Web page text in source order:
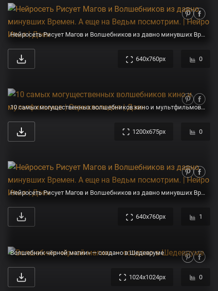
Нейросеть Рисует Магов и Волшебников из давно минувших Времен. А еще на Ведьм посмотрим. | Нейро Илья | Дзен
640x760px 0
10 самых могущественных волшебников кино и мультфильмов | Сериалопедия | Дзен
1200x675px 0
Нейросеть Рисует Магов и Волшебников из давно минувших Времен. А еще на Ведьм посмотрим. | Нейро Илья | Дзен
640x760px 1
Волшебник чёрной магии» — создано в Шедевруме
1024x1024px 0